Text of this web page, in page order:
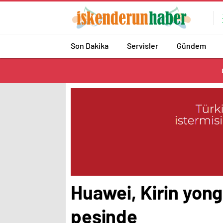
Son Dakika Servisler Gündem
Huawei, Kirin
peşinde